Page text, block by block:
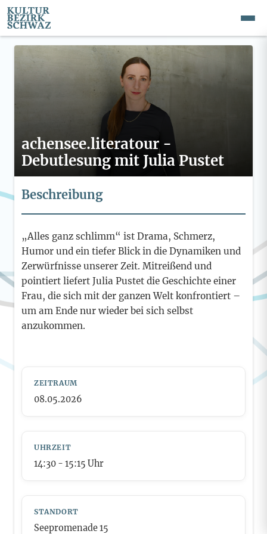
achensee.literatour -
Debutlesung mit Julia Pustet
Beschreibung
„Alles ganz schlimm“ ist Drama, Schmerz,
Humor und ein tiefer Blick in die Dynamiken und
Zerwürfnisse unserer Zeit. Mitreißend und
pointiert liefert Julia Pustet die Geschichte einer
Frau, die sich mit der ganzen Welt konfrontiert –
um am Ende nur wieder bei sich selbst
anzukommen.
ZEITRAUM
08.05.2026
UHRZEIT
14:30 - 15:15 Uhr
STANDORT
Seepromenade 15